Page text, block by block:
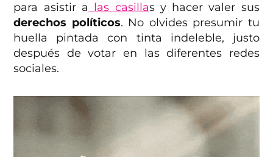
para asistir a las casillas y hacer valer sus
derechos políticos. No olvides presumir tu
huella pintada con tinta indeleble, justo
después de votar en las diferentes redes
sociales.